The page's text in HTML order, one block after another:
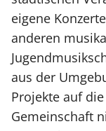
eigene
anderen
aus der
Projekte auf
Gemeinschaft